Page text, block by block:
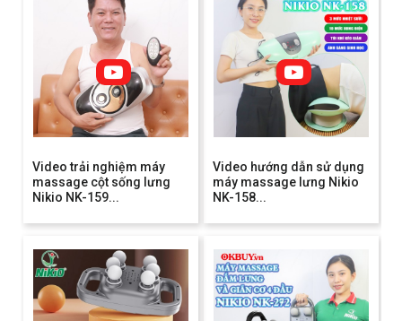
Video trải nghiệm máy
massage cột sống lưng
Nikio NK-159...
Video hướng dẫn sử dụng
máy massage lưng Nikio
NK-158...